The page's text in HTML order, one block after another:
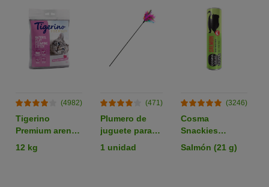
(4982)
Tigerino
Premium arena
aglomerante
con olor a talco
12 kg
(471)
Plumero de
juguete para
gatos
1 unidad
(3246)
Cosma
Snackies
liofilizados
snacks para
Salmón (21 g)